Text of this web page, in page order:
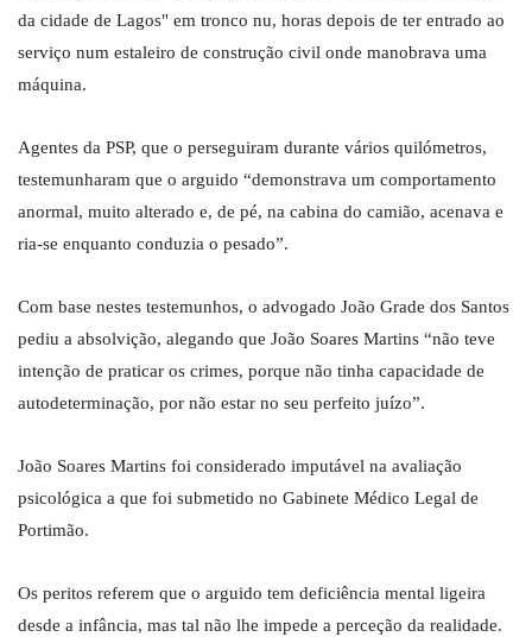
da cidade de Lagos" em tronco nu, horas depois de ter entrado ao
serviço num estaleiro de construção civil onde manobrava uma
máquina.
Agentes da PSP, que o perseguiram durante vários quilómetros,
testemunharam que o arguido “demonstrava um comportamento
anormal, muito alterado e, de pé, na cabina do camião, acenava e
ria-se enquanto conduzia o pesado”.
Com base nestes testemunhos, o advogado João Grade dos Santos
pediu a absolvição, alegando que João Soares Martins “não teve
intenção de praticar os crimes, porque não tinha capacidade de
autodeterminação, por não estar no seu perfeito juízo”.
João Soares Martins foi considerado imputável na avaliação
psicológica a que foi submetido no Gabinete Médico Legal de
Portimão.
Os peritos referem que o arguido tem deficiência mental ligeira
desde a infância, mas tal não lhe impede a perceção da realidade.